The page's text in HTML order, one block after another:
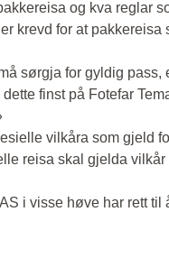
og kva reglar
krevd for at
sørgja for gyldig
finst på Fotefar
vilkåra som gjeld
reisa skal gjelda
i visse høve har rett til